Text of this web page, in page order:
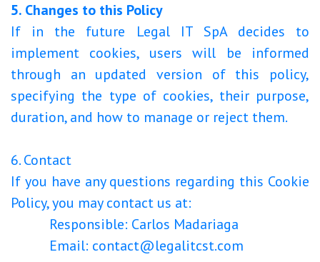
5. Changes to this Policy
If in the future Legal IT SpA decides to
implement cookies, users will be informed
through an updated version of this policy,
specifying the type of cookies, their purpose,
duration, and how to manage or reject them.
6. Contact
If you have any questions regarding this Cookie
Policy, you may contact us at:
Responsible: Carlos Madariaga
Email: contact@legalitcst.com